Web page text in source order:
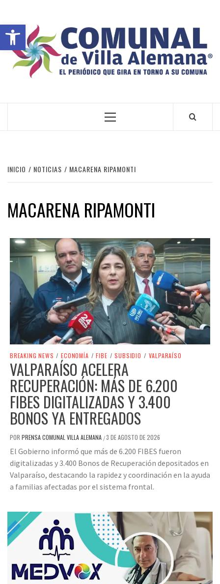
Abrir barra de herramientas
INICIO NOTICIAS MACARENA RIPAMONTI
MACARENA RIPAMONTI
BREAKING NEWS / ECONOMÍA / FIBE / SUBSIDIO / VALPARAÍSO
VALPARAÍSO ACELERA
RECUPERACIÓN: MÁS DE 6.200
FIBES DIGITALIZADAS Y 3.400
BONOS YA ENTREGADOS
POR PRENSA COMUNAL VILLA ALEMANA /3 DE AGOSTO DE 2026
El Gobierno informó que más de 6.200 FIBES fueron
digitalizadas y 3.400 Bonos de Recuperación depositados en
Valparaíso, destacando la rapidez y coordinación en la ayuda
a familias afectadas por el sistema frontal.